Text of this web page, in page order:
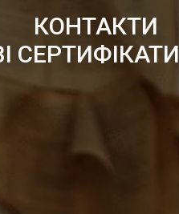
КОНТАКТИ
СЕРТИФІКАТИ